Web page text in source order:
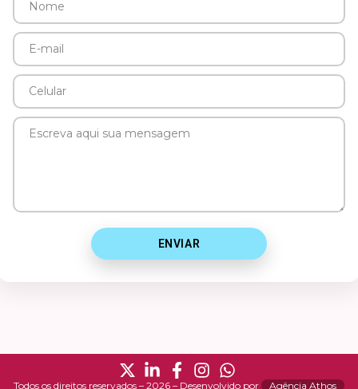
Nome
mail
Celular
ENVIAR
Todos os direitos reservados – 2026 – Desenvolvido por Agência Athos